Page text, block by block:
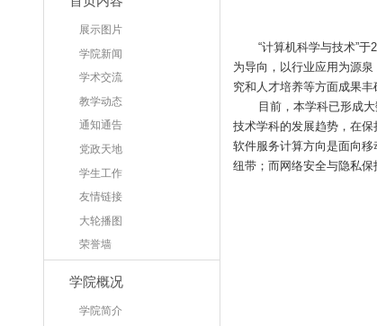
展示图片
学院新闻
学术交流
教学动态
通知通告
党政天地
学生工作
友情链接
大轮播图
荣誉墙
学院概况
学院简介
“计算机科学与技术”于
为导向，以行业应用为源
究和人才培养等方面成果丰
目前，本学科已形成
技术学科的发展趋势，在
软件服务计算方向是面向移
纽带；而网络安全与隐私